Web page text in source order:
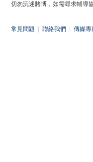
切勿沉迷賭博，如需尋求輔導
常見問題 聯絡我們 傳媒專